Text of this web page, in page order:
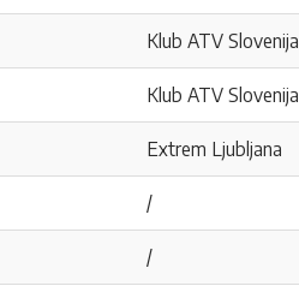
Klub ATV Slovenija
Klub ATV Slovenija
Extrem Ljubljana
/
/